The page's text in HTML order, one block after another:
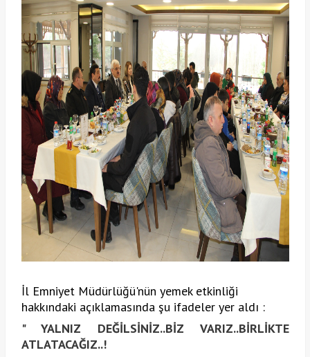
İl Emniyet Müdürlüğü'nün yemek etkinliği
hakkındaki açıklamasında şu ifadeler yer aldı :
" YALNIZ DEĞİLSİNİZ..BİZ VARIZ..BİRLİKTE
ATLATACAĞIZ..!